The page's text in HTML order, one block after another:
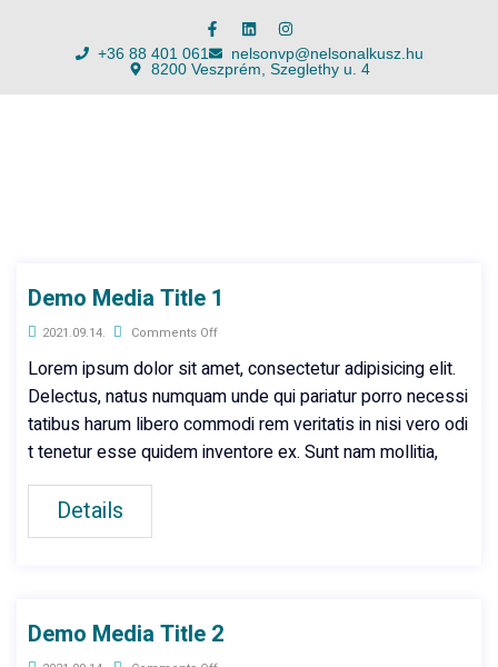
+36 88 401 061
nelsonvp@nelsonalkusz.hu
8200 Veszprém, Szeglethy u. 4
Demo Media Title 1
2021.09.14. Comments Off
Lorem ipsum dolor sit amet, consectetur adipisicing elit.
Delectus, natus numquam unde qui pariatur porro necessi
tatibus harum libero commodi rem veritatis in nisi vero odi
t tenetur esse quidem inventore ex. Sunt nam mollitia,
Details
Demo Media Title 2